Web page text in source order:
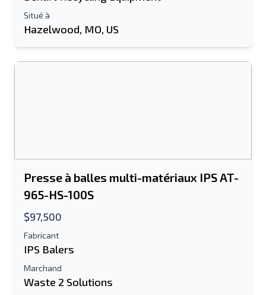
Adresse e-mail
Mobile
Situé à
Hazelwood, MO, US
Presse à balles multi-matériaux IPS AT-
965-HS-100S
$97,500
Fabricant
IPS Balers
Marchand
Waste 2 Solutions
Envoyer à un ami
Ton nom complet
Information additionnelle